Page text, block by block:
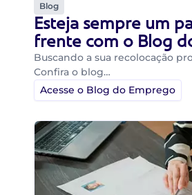
Blog
Esteja sempre um
frente com o Blog
Buscando a sua recolocação
Confira o blog…
Acesse o Blog do Emprego